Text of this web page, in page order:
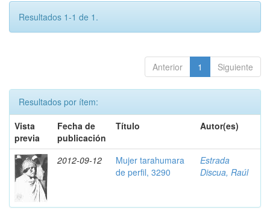
Resultados 1-1 de 1.
Anterior 1 Siguiente
Resultados por ítem:
Vista
previa
Fecha de
publicación
Título Autor(es)
2012-09-12
Mujer tarahumara
de perfil, 3290
Estrada
Discua, Raúl